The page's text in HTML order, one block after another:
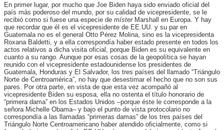
En primer lugar, por mucho que Joe Biden haya sido enviado oficial del
país más poderoso del mundo, por su calidad de vicepresidente, se le
recibió como si fuese una especie de místerMarshall en Europa. Y hay
que recordar que él es el vicepresidente de EE.UU. y su par en
Guatemala no es el general Otto Pérez Molina, sino es la vicepresidenta
Roxana Baldetti, y a ella correspondía haber estado presente en todos los
actos relativos a dicha visita oficial, porque Biden es su equivalente en
cuanto a su rango. Aunque por esas cosas de la geopolítica se hayan
reunido con el vicepresidente estadounidense los presidentes de
Guatemala, Honduras y El Salvador, los tres países del llamado “Triángulo
Norte de Centroamérica”, no hay que desestimar el hecho que no son sus
pares. Por otra parte, en vista de que esta vez acompañó al
vicepresidente Biden su esposa, ella no ostenta el título honorario de
“primera dama” en los Estados Unidos –porque éste le corresponde a la
señora Michelle Obama– y bajo el punto de vista protocolario no
correspondía a las llamadas “primeras damas” de los tres países del
Triángulo Norte Centroamericano haber atendido oficialmente, como si